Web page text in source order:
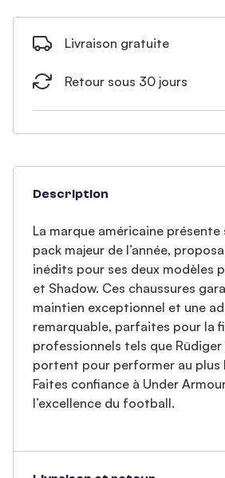
Livraison gratuite
Retour sous 30 jours
Description
La marque américaine présente
pack majeur de l’année,
inédits pour ses deux modèles
et Shadow. Ces chaussures
maintien exceptionnel et une
remarquable, parfaites pour la
professionnels tels que Rüdiger
portent pour performer au plus
Faites confiance à Under
l’excellence du football.